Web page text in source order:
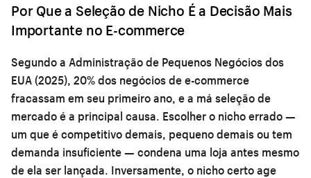
Por Que a Seleção de Nicho É a Decisão Mais
Importante no E-commerce
Segundo a Administração de Pequenos Negócios dos
EUA (2025), 20% dos negócios de e-commerce
fracassam em seu primeiro ano, e a má seleção de
mercado é a principal causa. Escolher o nicho errado —
um que é competitivo demais, pequeno demais ou tem
demanda insuficiente — condena uma loja antes mesmo
de ela ser lançada. Inversamente, o nicho certo age